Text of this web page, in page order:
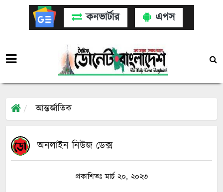
কনভার্টার এপস
আন্তর্জাতিক
অনলাইন নিউজ ডেক্স
প্রকাশিতঃ মার্চ ২০, ২০২৩